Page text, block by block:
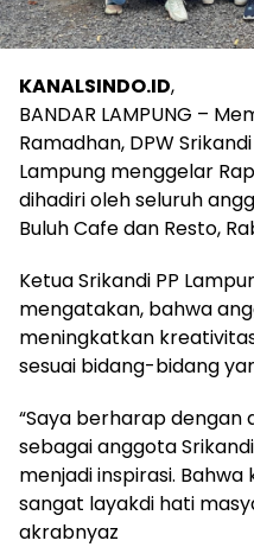
KANALSINDO.ID,
BANDAR LAMPUNG –
Ramadhan, DPW
Lampung menggelar
dihadiri oleh seluruh
Buluh Cafe dan Resto,
Ketua Srikandi PP
mengatakan, bahwa
meningkatkan
sesuai bidang-bidang
“Saya berharap dengan
sebagai anggota
menjadi inspirasi.
sangat layakdi hati
akrabnyaz